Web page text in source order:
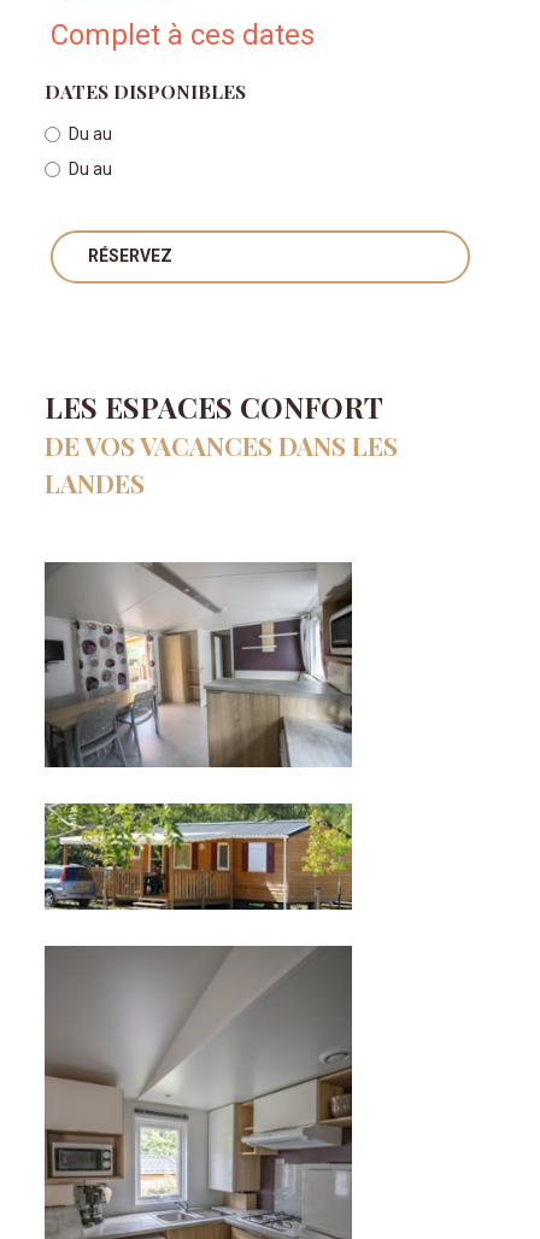
Complet à ces dates
DATES DISPONIBLES
Duau
Duau
RÉSERVEZ
LES ESPACES CONFORT
DE VOS VACANCES DANS LES
LANDES